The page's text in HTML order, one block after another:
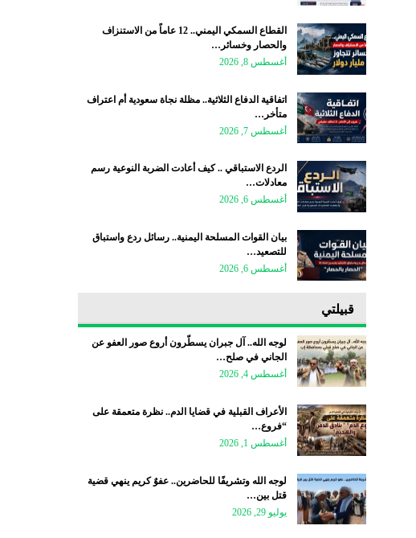
القطاع السمكي اليمني.. 12 عاماً من الاستنزاف
والحصار وخسائر…
أغسطس 8, 2026
اتفاقية الدفاع الثلاثية.. مظلة نجاة سعودية أم اعتراف
متأخر…
أغسطس 7, 2026
الردع الاستباقي .. كيف أعادت الضربة النوعية رسم
معادلات…
أغسطس 6, 2026
بيان القوات المسلحة اليمنية.. رسائل ردع واستباق
للتصعيد…
أغسطس 6, 2026
قبيلتي
لوجه الله.. آل جبران يسطّرون أروع صور العفو عن
الجاني في صلح…
أغسطس 4, 2026
الأعراف القبلية في قضايا الدم.. نظرة متعمقة على
“فروع…
أغسطس 1, 2026
لوجه الله وتشريفًا للحاضرين.. عفوٌ كريم ينهي قضية
قتل بين…
يوليو 29, 2026